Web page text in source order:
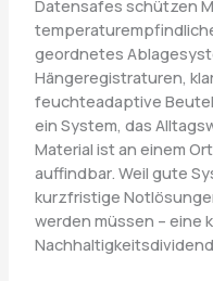
Datensafes schützen
geordnetes
Hängeregistraturen,
feuchteadaptive
ein System, das
Material ist an einem
auffindbar. Weil gute
kurzfristige
werden müssen – eine